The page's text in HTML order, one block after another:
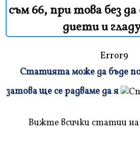
съм 66, при това без да
диети и
Error9
и
Статията може да бъде
затова ще се радваме да я
Вижте всички статии